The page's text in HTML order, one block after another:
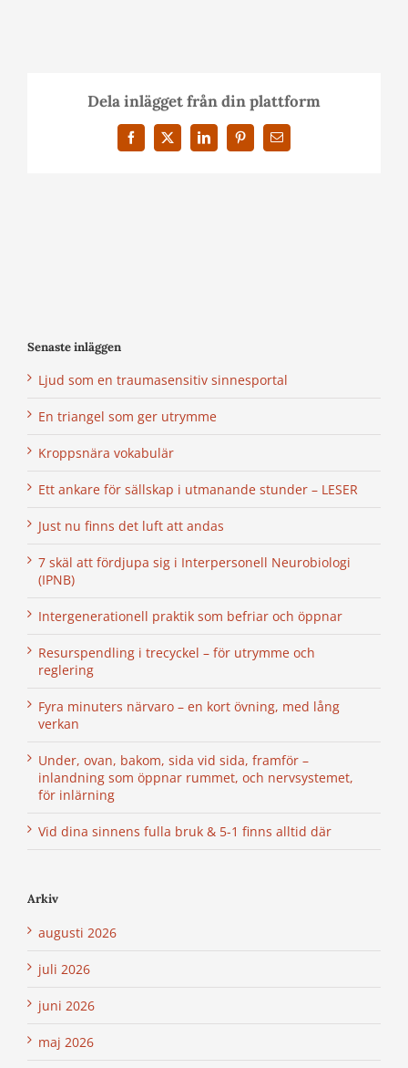
Dela inlägget från din plattform
Facebook
X LinkedInPinterest
E-
post
Senaste inläggen
Ljud som en traumasensitiv sinnesportal
En triangel som ger utrymme
Kroppsnära vokabulär
Ett ankare för sällskap i utmanande stunder – LESER
Just nu finns det luft att andas
7 skäl att fördjupa sig i Interpersonell Neurobiologi
(IPNB)
Intergenerationell praktik som befriar och öppnar
Resurspendling i trecyckel – för utrymme och
reglering
Fyra minuters närvaro – en kort övning, med lång
verkan
Under, ovan, bakom, sida vid sida, framför –
inlandning som öppnar rummet, och nervsystemet,
för inlärning
Vid dina sinnens fulla bruk & 5-1 finns alltid där
Arkiv
augusti 2026
juli 2026
juni 2026
maj 2026